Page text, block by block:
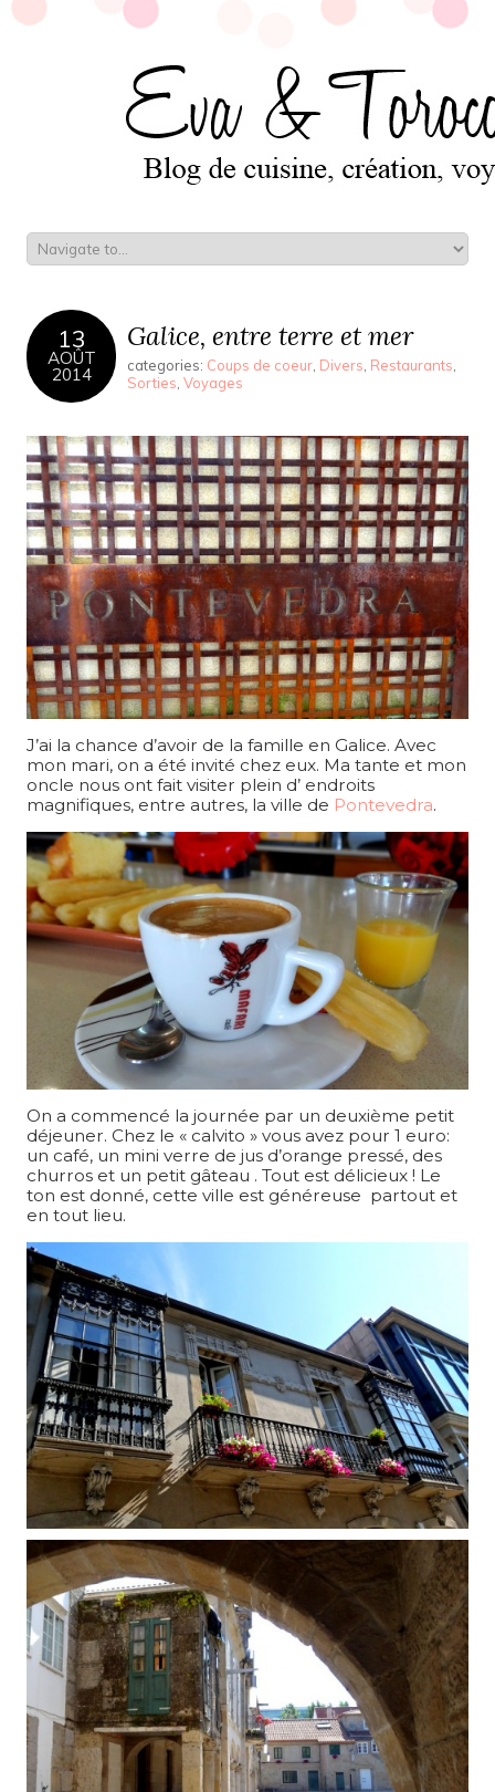
13
AOÛT
2014
Galice, entre terre et mer
categories: Coups de coeur Divers Restaurants
Sorties Voyages
J’ai la chance d’avoir de la famille en Galice. Avec
mon mari, on a été invité chez eux. Ma tante et mon
oncle nous ont fait visiter plein d’ endroits
magnifiques, entre autres, la ville de Pontevedra.
On a commencé la journée par un deuxième petit
déjeuner. Chez le « calvito » vous avez pour 1 euro:
un café, un mini verre de jus d’orange pressé, des
churros et un petit gâteau . Tout est délicieux ! Le
ton est donné, cette ville est généreuse partout et
en tout lieu.